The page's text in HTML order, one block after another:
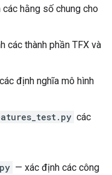
các hằng số chung cho
các thành phần TFX và
định nghĩa mô hình
các
— xác định các công